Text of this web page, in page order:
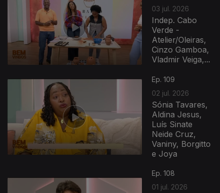
03 jul. 2026
Indep. Cabo
Verde -
Atelier/Oleiras,
Cinzo Gamboa,
Vladmir Veiga,...
Ep. 109
02 jul. 2026
Sónia Tavares,
Aldina Jesus,
Luís Sinate
Neide Cruz,
Vaniny, Borgitto
e Joya
Ep. 108
01 jul. 2026